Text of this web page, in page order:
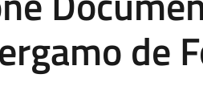
de